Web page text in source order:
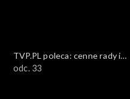
TVP.PL poleca: cenne rady i
ciekawostki
odc. 33